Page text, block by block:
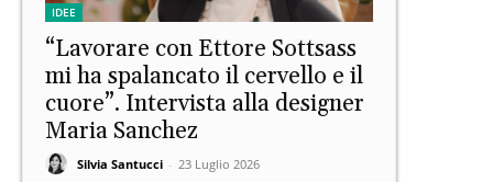
IDEE
“Lavorare con Ettore Sottsass
mi ha spalancato il cervello e il
cuore”. Intervista alla designer
Maria Sanchez
Silvia Santucci - 23 Luglio 2026